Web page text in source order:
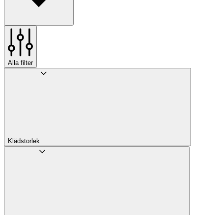
Alla filter
Klädstorlek